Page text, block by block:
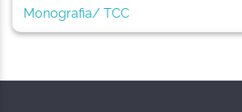
Monografia/ TCC